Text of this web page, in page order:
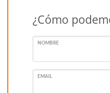
¿Cómo
NOMBRE
EMAIL